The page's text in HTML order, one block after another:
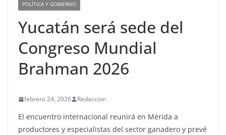
POLÍTICA Y GOBIERNO
Yucatán será sede del
Congreso Mundial
Brahman 2026
febrero 24, 2026 Redaccion
El encuentro internacional reunirá en Mérida a
productores y especialistas del sector ganadero y prevé